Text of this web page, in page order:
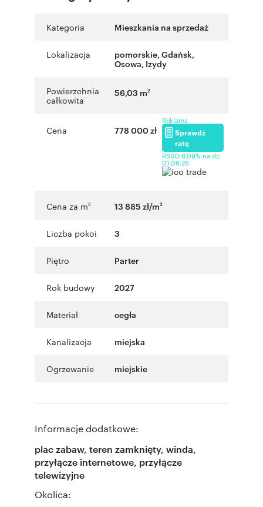
Kategoria Mieszkania na sprzedaż
Lokalizacja pomorskie, Gdańsk,
Osowa, Izydy
Powierzchnia
całkowita
56,03 m2
Cena 778 000 zł
Reklama
Sprawdź
ratę
RSSO 6,09% na dz.
01.06.26
Cena za m2 13 885 zł/m2
Liczba pokoi 3
Piętro Parter
Rok budowy 2027
Materiał cegła
Kanalizacja miejska
Ogrzewanie miejskie
Informacje dodatkowe:
plac zabaw, teren zamknięty, winda,
przyłącze internetowe, przyłącze
telewizyjne
Okolica: